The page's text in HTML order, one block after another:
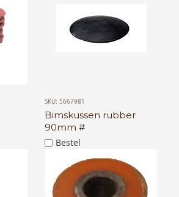
SKU: 5667981
Bimskussen rubber
90mm #
Bestel